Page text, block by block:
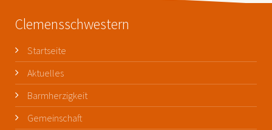
Clemensschwestern
Startseite
Aktuelles
Barmherzigkeit
Gemeinschaft